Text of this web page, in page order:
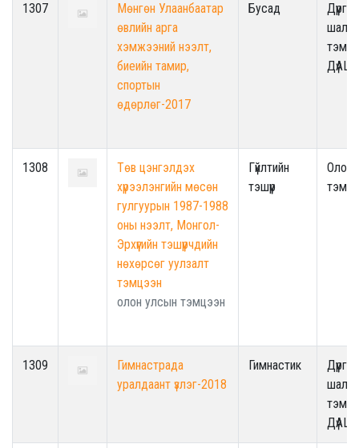
1307
Мөнгөн Улаанбаатар
өвлийн арга
хэмжээний нээлт,
биеийн тамир,
спортын
өдөрлөг-2017
Бусад
1308
Төв цэнгэлдэх
хүрээлэнгийн мөсөн
гулгуурын 1987-1988
оны нээлт, Монгол-
Эрхүүгийн тэшүүрчдийн
нөхөрсөг уулзалт
тэмцээн
олон улсын тэмцээн
Гүйлтийн
тэшүүр
Олон
1309
Гимнастрада
уралдаант үзлэг-2018
Гимнастик